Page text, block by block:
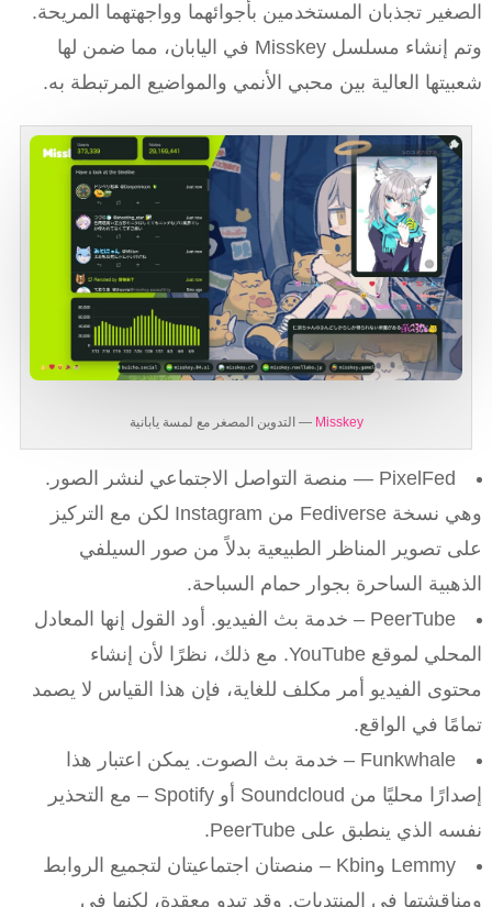
الصغير تجذبان المستخدمين بأجوائهما وواجهتهما المريحة.
وتم إنشاء مسلسل Misskey في اليابان، مما ضمن لها
شعبيتها العالية بين محبي الأنمي والمواضيع المرتبطة به.
Misskey — التدوين المصغر مع لمسة يابانية
PixelFed — منصة التواصل الاجتماعي لنشر الصور.
وهي نسخة Fediverse من Instagram لكن مع التركيز
على تصوير المناظر الطبيعية بدلاً من صور السيلفي
الذهبية الساحرة بجوار حمام السباحة.
PeerTube – خدمة بث الفيديو. أود القول إنها المعادل
المحلي لموقع YouTube. مع ذلك، نظرًا لأن إنشاء
محتوى الفيديو أمر مكلف للغاية، فإن هذا القياس لا يصمد
تمامًا في الواقع.
Funkwhale – خدمة بث الصوت. يمكن اعتبار هذا
إصدارًا محليًا من Soundcloud أو Spotify – مع التحذير
نفسه الذي ينطبق على PeerTube.
Lemmy وKbin – منصتان اجتماعيتان لتجميع الروابط
ومناقشتها في المنتديات. وقد تبدو معقدة، لكنها في